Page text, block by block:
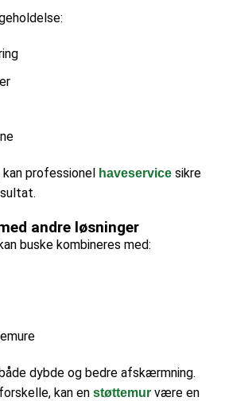
professionel haveservice sikre
andre løsninger
buske kombineres med:
dybde og bedre afskærmning.
kan en støttemur være en